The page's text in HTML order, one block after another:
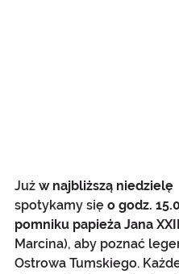
Już w najbliższą niedzielę
spotykamy się o godz.
pomniku papieża Jana
Marcina), aby poznać
Ostrowa Tumskiego.